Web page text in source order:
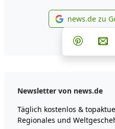
news.de zu
Teilen
Teilen
Newsletter von news.de
Täglich kostenlos &
Regionales und